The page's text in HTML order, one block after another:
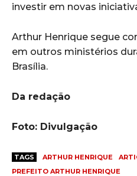
investir em novas
Arthur Henrique segue
em outros ministérios
Brasília.
Da redação
Foto: Divulgação
TAGS ARTHUR HENRIQUE
PREFEITO ARTHUR HENRIQUE